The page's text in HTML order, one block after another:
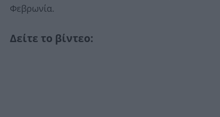
Φεβρωνία.
Δείτε το βίντεο: